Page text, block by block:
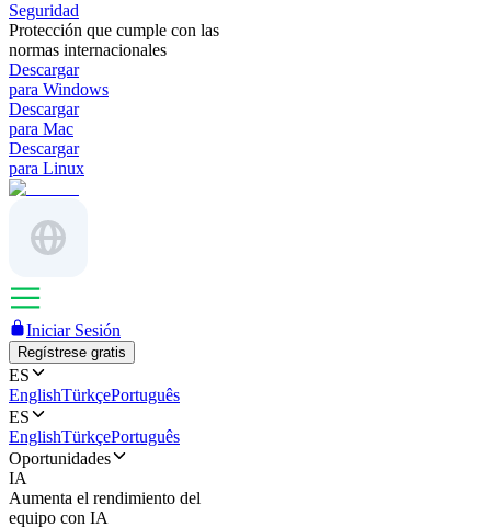
Seguridad
Protección que cumple con las
normas internacionales
Descargar
para Windows
Descargar
para Mac
Descargar
para Linux
Iniciar Sesión
Regístrese gratis
ES
EnglishTürkçePortuguês
ES
EnglishTürkçePortuguês
Oportunidades
IA
Aumenta el rendimiento del
equipo con IA